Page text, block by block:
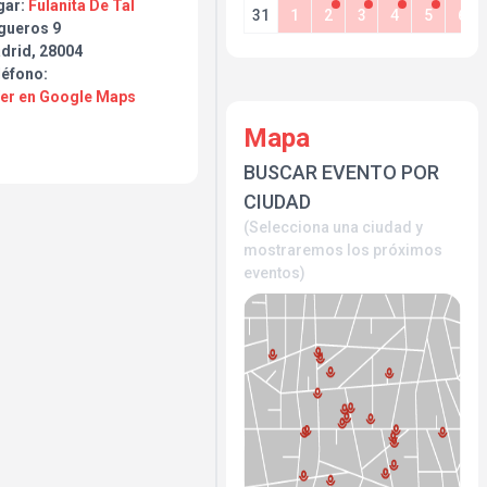
Fulanita De Tal
9
28004
en Google Maps
31 1 2 3 4 5 6
Mapa
BUSCAR EVENTO POR
CIUDAD
(Selecciona una ciudad y
mostraremos los próximos
eventos)